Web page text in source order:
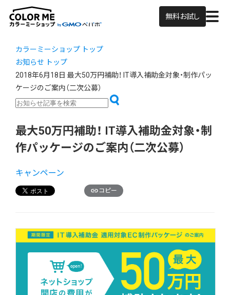
無料お試し
カラーミーショップ トップ
お知らせ トップ
2018年6月18日 最大50万円補助！ IT導入補助金対象・制作パッ
ケージのご案内（二次公募）
最大50万円補助！ IT導入補助金対象・制
作パッケージのご案内（二次公募）
キャンペーン
コピー